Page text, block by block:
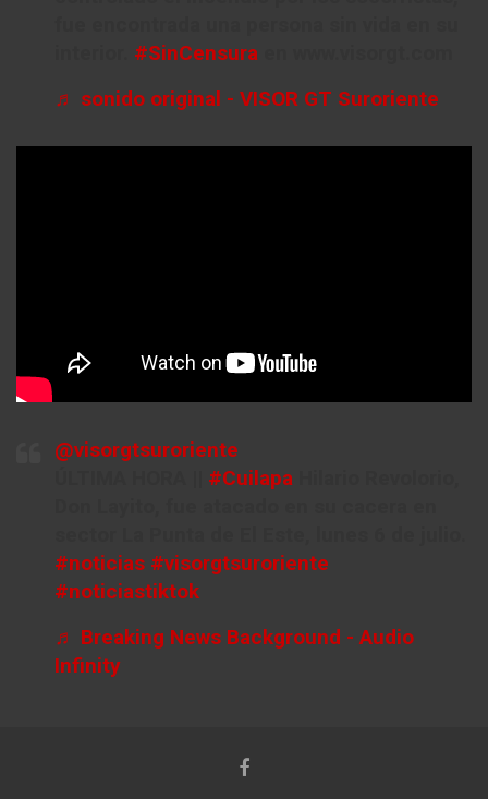
#SinCensura
♬ sonido original - VISOR GT Suroriente
@visorgtsuroriente
#Cuilapa
#noticias #visorgtsuroriente
#noticiastiktok
♬ Breaking News Background - Audio
Infinity